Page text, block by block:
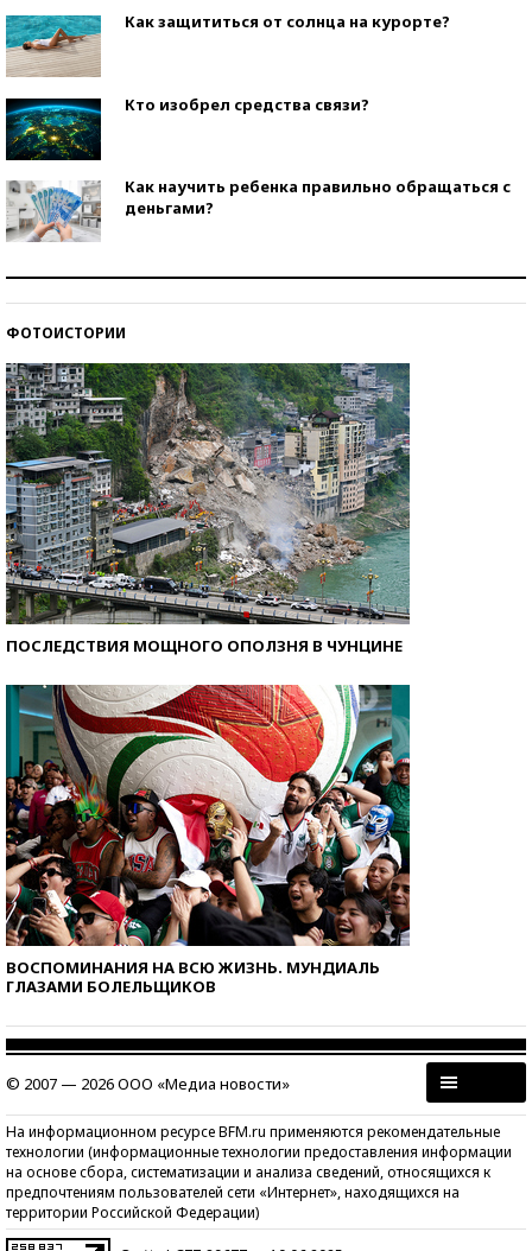
Как защититься от солнца на курорте?
Кто изобрел средства связи?
Как научить ребенка правильно обращаться с
деньгами?
ФОТОИСТОРИИ
ПОСЛЕДСТВИЯ МОЩНОГО ОПОЛЗНЯ В ЧУНЦИНЕ
ВОСПОМИНАНИЯ НА ВСЮ ЖИЗНЬ. МУНДИАЛЬ
ГЛАЗАМИ БОЛЕЛЬЩИКОВ
© 2007 — 2026 ООО «Медиа новости»
На информационном ресурсе BFM.ru применяются рекомендательные
технологии (информационные технологии предоставления информации
на основе сбора, систематизации и анализа сведений, относящихся к
предпочтениям пользователей сети «Интернет», находящихся на
территории Российской Федерации)